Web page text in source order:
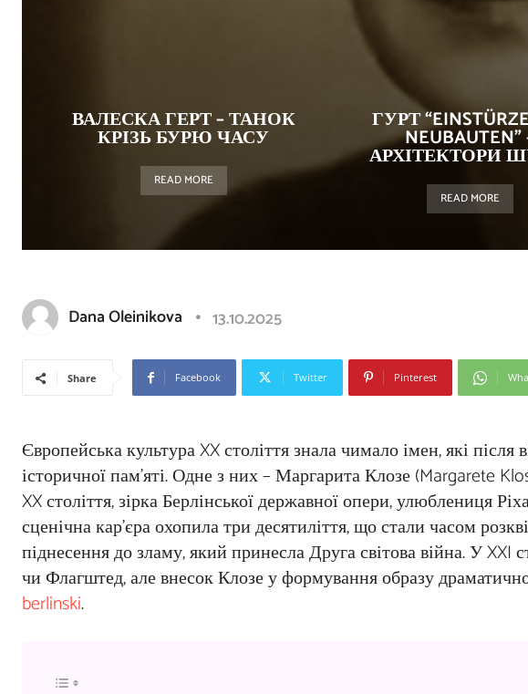
ВАЛЕСКА ГЕРТ – ТАНОК
КРІЗЬ БУРЮ ЧАСУ
READ MORE
ГУРТ
NEUBAUTEN”
АРХІТЕКТОРИ
READ MORE
Dana Oleinikova 13.10.2025
Share Facebook Twitter Pinterest
Європейська культура XX століття знала чимало імен, які
історичної пам’яті. Одне з них – Маргарита Клозе (Margarete
XX століття, зірка Берлінської державної опери, улюблениця
сценічна кар’єра охопила три десятиліття, що стали часом
піднесення до зламу, який принесла Друга світова війна. У XXI
чи Флагштед, але внесок Клозе у формування образу
berlinski.